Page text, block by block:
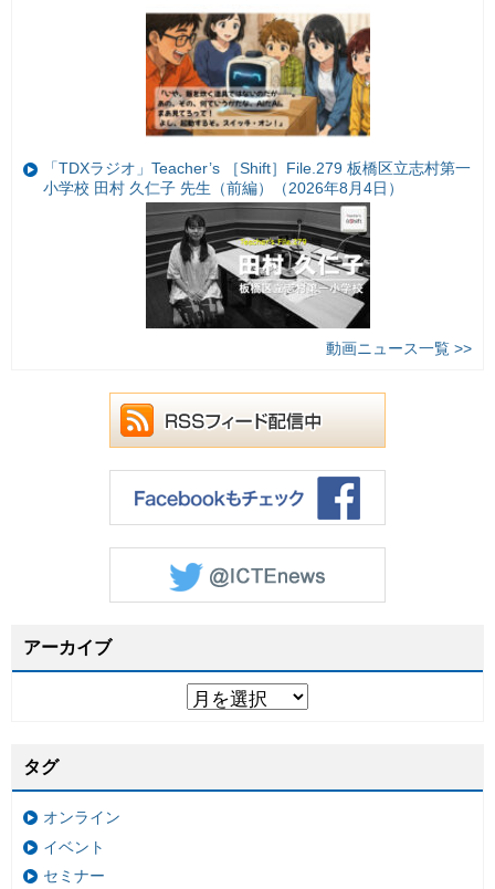
「TDXラジオ」Teacher’s ［Shift］File.279 板橋区立志村第一
小学校 田村 久仁子 先生（前編）（2026年8月4日）
動画ニュース一覧 >>
アーカイブ
タグ
オンライン
イベント
セミナー